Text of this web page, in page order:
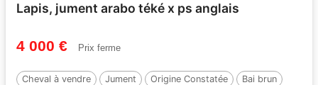
Lapis, jument arabo téké x ps anglais
4 000 € Prix ferme
Cheval à vendre Jument Origine Constatée
Bai brun